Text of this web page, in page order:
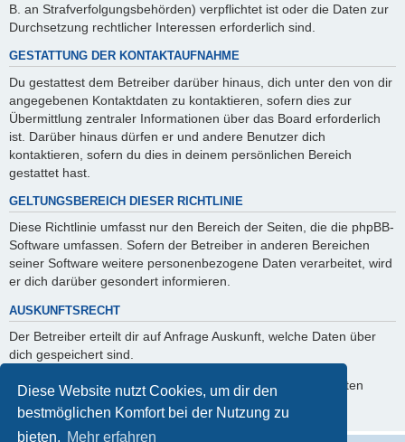
Diese Website nutzt Cookies, um dir den
bestmöglichen Komfort bei der Nutzung zu
bieten. Mehr erfahren
B. an Strafverfolgungsbehörden) verpflichtet ist oder die Daten zur
Durchsetzung rechtlicher Interessen erforderlich sind.
GESTATTUNG DER KONTAKTAUFNAHME
Du gestattest dem Betreiber darüber hinaus, dich unter den von dir
angegebenen Kontaktdaten zu kontaktieren, sofern dies zur
Übermittlung zentraler Informationen über das Board erforderlich
ist. Darüber hinaus dürfen er und andere Benutzer dich
kontaktieren, sofern du dies in deinem persönlichen Bereich
gestattet hast.
GELTUNGSBEREICH DIESER RICHTLINIE
Diese Richtlinie umfasst nur den Bereich der Seiten, die die phpBB-
Software umfassen. Sofern der Betreiber in anderen Bereichen
seiner Software weitere personenbezogene Daten verarbeitet, wird
er dich darüber gesondert informieren.
AUSKUNFTSRECHT
Der Betreiber erteilt dir auf Anfrage Auskunft, welche Daten über
dich gespeichert sind.
Du kannst jederzeit die Löschung bzw. Sperrung deiner Daten
verlangen. Kontaktiere hierzu bitte den Betreiber.